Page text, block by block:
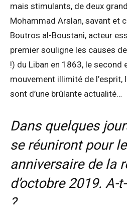
mais stimulants, de deux
Mohammad Arslan, savant et
Boutros al-Boustani, acteur
premier souligne les causes
!) du Liban en 1863, le second
mouvement illimité de l’esprit,
sont d’une brûlante actualité…
Dans quelques
se réuniront pour
anniversaire de la
d’octobre 2019. A-